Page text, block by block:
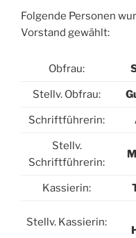
Folgende Personen
Vorstand gewählt:
Obfrau:
Stellv. Obfrau:
Schriftführerin:
Stellv.
Schriftführerin:
Kassierin:
Stellv. Kassierin: